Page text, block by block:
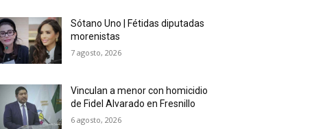
Sótano Uno | Fétidas diputadas
morenistas
7 agosto, 2026
Vinculan a menor con homicidio
de Fidel Alvarado en Fresnillo
6 agosto, 2026